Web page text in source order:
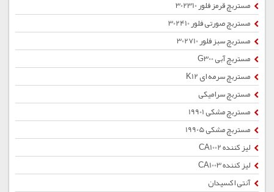
مستربچ قرمز فلور 302310
مستربچ صورتی فلور 302410
مستربچ سبز فلور 302710
مستربچ آبی G300
مستربچ سرمه ای K12
مستربچ سرامیکی
مستربچ مشکی 19901
مستربچ مشکی 19905
لیز کننده CA1002
لیز کننده CA1003
آنتی اکسیدان